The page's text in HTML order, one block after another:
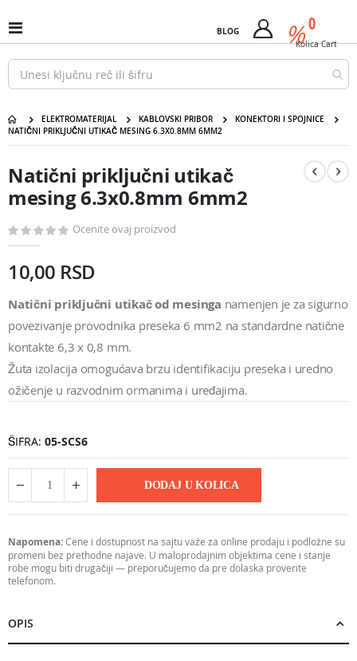
na
sadržaj
Uključi
/
isključi
Nav
BLOG %
Cart 0
Kolica Cart
ELEKTROMATERIJAL KABLOVSKI PRIBOR
KONEKTORI I SPOJNICE
NATIČNI PRIKLJUČNI UTIKAČ MESING 6.3X0.8MM 6MM2
kraj
galerije
slika
Natični priključni utikač mesing 6.3x0.8mm 6mm2
početak
galerije
slika
Natični priključni utikač
mesing 6.3x0.8mm 6mm2
Ocenite ovaj proizvod
10,00 RSD
Natični priključni utikač od mesinga namenjen je za sigurno
povezivanje provodnika preseka 6 mm2 na standardne natične
kontakte 6,3 x 0,8 mm.
Žuta izolacija omogućava brzu identifikaciju preseka i uredno
ožičenje u razvodnim ormanima i uređajima.
ŠIFRA 05-SCS6
DODAJ U KOLICA
Napomena:Cene i dostupnost na sajtu važe za online prodaju i podložne su
promeni bez prethodne najave. U maloprodajnim objektima cene i stanje
robe mogu biti drugačiji — preporučujemo da pre dolaska proverite
telefonom.
OPIS